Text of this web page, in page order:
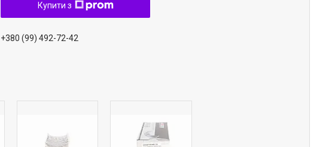
Купити з
+380 (99) 492-72-42